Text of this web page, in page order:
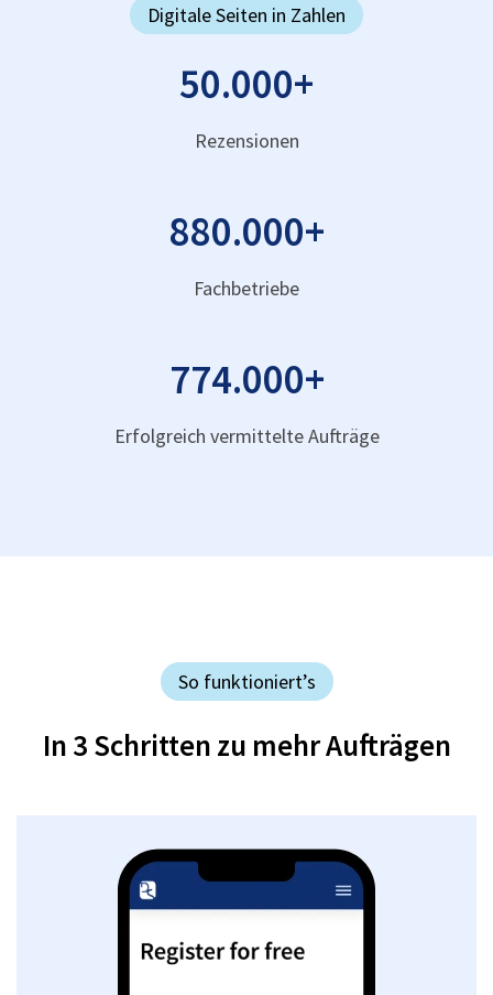
Digitale Seiten in Zahlen
50.000+
Rezensionen
880.000+
Fachbetriebe
774.000+
Erfolgreich vermittelte Aufträge
So funktioniert’s
In 3 Schritten zu mehr Aufträgen